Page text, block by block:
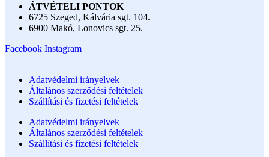
ÁTVÉTELI PONTOK
6725 Szeged, Kálvária sgt. 104.​
6900 Makó, Lonovics sgt. 25.
Facebook Instagram
Adatvédelmi irányelvek
Általános szerződési feltételek
Szállítási és fizetési feltételek
Adatvédelmi irányelvek
Általános szerződési feltételek
Szállítási és fizetési feltételek